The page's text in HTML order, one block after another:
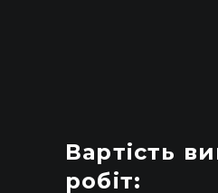
Вартість
робіт: